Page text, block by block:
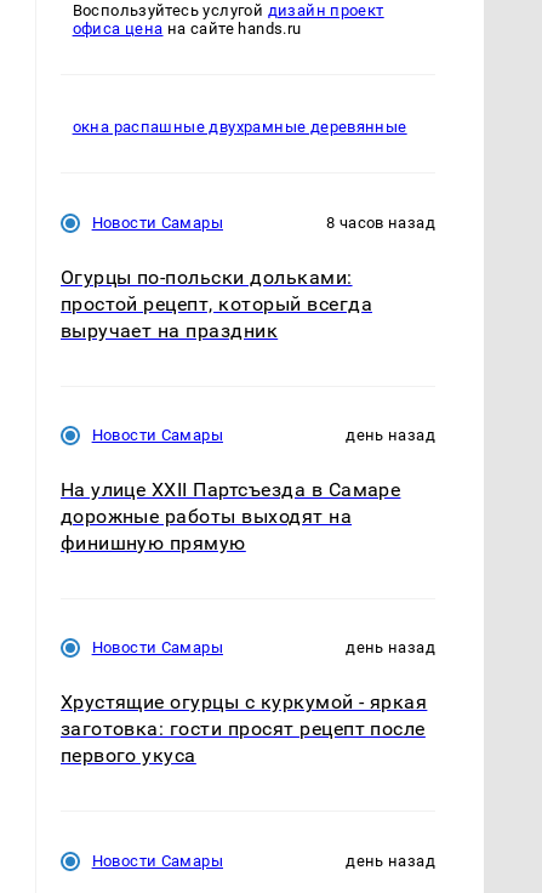
Воспользуйтесь услугой дизайн проект
офиса цена на сайте hands.ru
окна распашные двухрамные деревянные
Новости Самары 8 часов назад
Огурцы по‑польски дольками:
простой рецепт, который всегда
выручает на праздник
Новости Самары день назад
На улице XXII Партсъезда в Самаре
дорожные работы выходят на
финишную прямую
Новости Самары день назад
Хрустящие огурцы с куркумой - яркая
заготовка: гости просят рецепт после
первого укуса
Новости Самары день назад